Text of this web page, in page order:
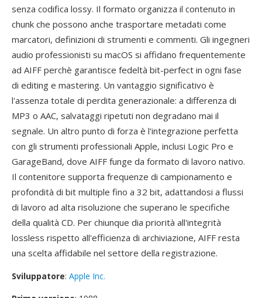
senza codifica lossy. Il formato organizza il contenuto in
chunk che possono anche trasportare metadati come
marcatori, definizioni di strumenti e commenti. Gli ingegneri
audio professionisti su macOS si affidano frequentemente
ad AIFF perchè garantisce fedeltà bit-perfect in ogni fase
di editing e mastering. Un vantaggio significativo è
l'assenza totale di perdita generazionale: a differenza di
MP3 o AAC, salvataggi ripetuti non degradano mai il
segnale. Un altro punto di forza è l'integrazione perfetta
con gli strumenti professionali Apple, inclusi Logic Pro e
GarageBand, dove AIFF funge da formato di lavoro nativo.
Il contenitore supporta frequenze di campionamento e
profondità di bit multiple fino a 32 bit, adattandosi a flussi
di lavoro ad alta risoluzione che superano le specifiche
della qualità CD. Per chiunque dia priorità all'integrità
lossless rispetto all'efficienza di archiviazione, AIFF resta
una scelta affidabile nel settore della registrazione.
Sviluppatore: Apple Inc.